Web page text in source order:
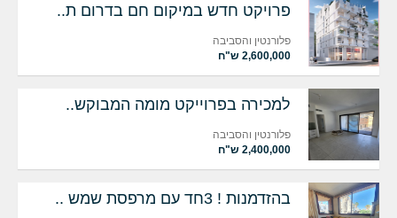
פרויקט חדש במיקום חם בדרום ת..
פלורנטין והסביבה
2,600,000 ש"ח
למכירה בפרוייקט מומה המבוקש..
פלורנטין והסביבה
2,400,000 ש"ח
בהזדמנות ! 3חד עם מרפסת שמש ..